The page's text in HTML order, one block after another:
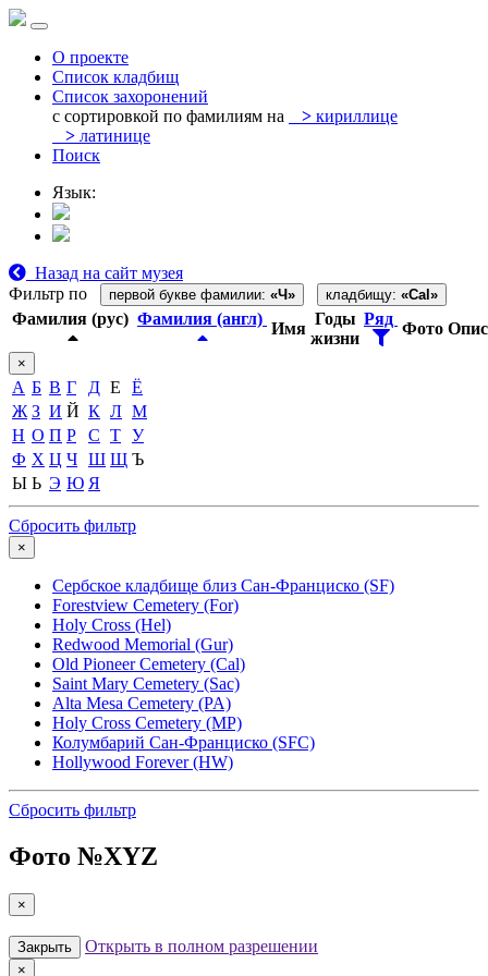
О проекте
Список кладбищ
Список захоронений
с сортировкой по фамилиям на
> кириллице
> латинице
Поиск
Язык:
Назад на сайт музея
Фильтр по
первой букве фамилии: «Ч» кладбищу: «Cal»
Фамилия (рус) Фамилия (англ)
Имя
Годы
жизни
Ряд
Фото
×
А Б В Г Д Е
Ё
Ж З И Й К Л М
Н О П Р С Т У
Ф Х Ц Ч Ш Щ Ъ
Ы Ь Э Ю Я
Сбросить фильтр
×
Сербское кладбище близ Сан-Франциско (SF)
Forestview Cemetery (For)
Holy Cross (Hel)
Redwood Memorial (Gur)
Old Pioneer Cemetery (Cal)
Saint Mary Cemetery (Sac)
Alta Mesa Cemetery (PA)
Holy Cross Cemetery (MP)
Колумбарий Сан-Франциско (SFC)
Hollywood Forever (HW)
Сбросить фильтр
Фото №XYZ
×
Закрыть Открыть в полном разрешении
×